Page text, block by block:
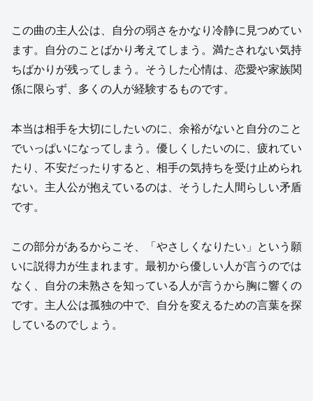
この曲の主人公は、自分の弱さをかなり冷静に見つめてい
ます。自分のことばかり考えてしまう。満たされない気持
ちばかりが残ってしまう。そうした心情は、恋愛や家族関
係に限らず、多くの人が経験するものです。
本当は相手を大切にしたいのに、余裕がないと自分のこと
でいっぱいになってしまう。優しくしたいのに、疲れてい
たり、不安だったりすると、相手の気持ちを受け止められ
ない。主人公が抱えているのは、そうした人間らしい矛盾
です。
この部分があるからこそ、「やさしくなりたい」という願
いに説得力が生まれます。最初から優しい人が言うのでは
なく、自分の未熟さを知っている人が言うから胸に響くの
です。主人公は孤独の中で、自分を変えるための言葉を探
しているのでしょう。